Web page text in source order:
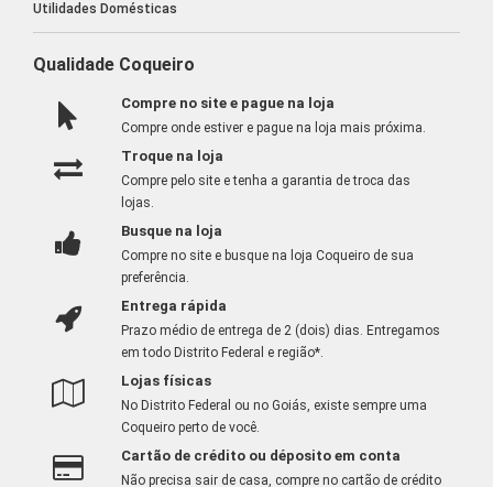
Utilidades Domésticas
Qualidade Coqueiro
Compre no site e pague na loja
Compre onde estiver e pague na loja mais próxima.
Troque na loja
Compre pelo site e tenha a garantia de troca das
lojas.
Busque na loja
Compre no site e busque na loja Coqueiro de sua
preferência.
Entrega rápida
Prazo médio de entrega de 2 (dois) dias. Entregamos
em todo Distrito Federal e região*.
Lojas físicas
No Distrito Federal ou no Goiás, existe sempre uma
Coqueiro perto de você.
Cartão de crédito ou déposito em conta
Não precisa sair de casa, compre no cartão de crédito